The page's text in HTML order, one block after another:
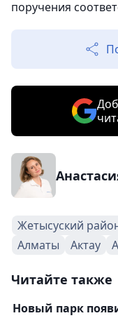
поручения
Жетысуский
Алматы
Актау
Читайте также
Новый парк